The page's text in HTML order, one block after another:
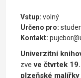
Vstup: volný
Určeno pro:
Kontakt:
Univerzitní
zveve čtvrtek
plzeňské